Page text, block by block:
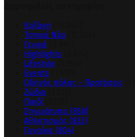
Κοζάνη
Τοπικά Νέα
Γενικά
Highlights
Lifestyle
Events
Οδηγός πόλης – Προτάσεις
Ζώδια
Παιδί
Στιγμιότυπα (858)
Αθλητισμός (833)
Γυναίκα (804)